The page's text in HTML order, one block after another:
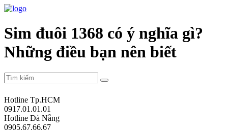
Sim đuôi 1368 có ý nghĩa gì?
Những điều bạn nên biết
Hotline Tp.HCM
0917.01.01.01
Hotline Đà Nẵng
0905.67.66.67